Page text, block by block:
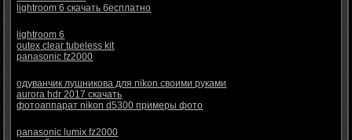
lightroom 6 скачать бесплатно
lightroom 6
outex clear tubeless kit
panasonic fz2000
одуванчик лушникова для nikon своими руками
aurora hdr 2017 скачать
фотоаппарат nikon d5300 примеры фото
panasonic lumix fz2000